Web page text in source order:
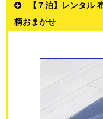
【７泊】レンタル
柄おまかせ